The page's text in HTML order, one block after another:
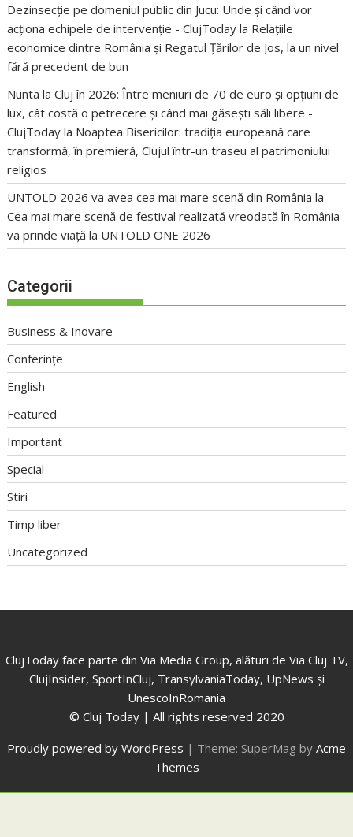
Dezinsecție pe domeniul public din Jucu: Unde și când vor
acționa echipele de intervenție - ClujToday la Relațiile
economice dintre România și Regatul Țărilor de Jos, la un nivel
fără precedent de bun
Nunta la Cluj în 2026: Între meniuri de 70 de euro și opțiuni de
lux, cât costă o petrecere și când mai găsești săli libere -
ClujToday la Noaptea Bisericilor: tradiția europeană care
transformă, în premieră, Clujul într-un traseu al patrimoniului
religios
UNTOLD 2026 va avea cea mai mare scenă din România la
Cea mai mare scenă de festival realizată vreodată în România
va prinde viață la UNTOLD ONE 2026
Categorii
Business & Inovare
Conferințe
English
Featured
Important
Special
Stiri
Timp liber
Uncategorized
ClujToday face parte din Via Media Group, alături de Via Cluj TV,
ClujInsider, SportInCluj, TransylvaniaToday, UpNews și
UnescoInRomania
© Cluj Today | All rights reserved 2020
Proudly powered by WordPress | Theme: SuperMag by Acme
Themes